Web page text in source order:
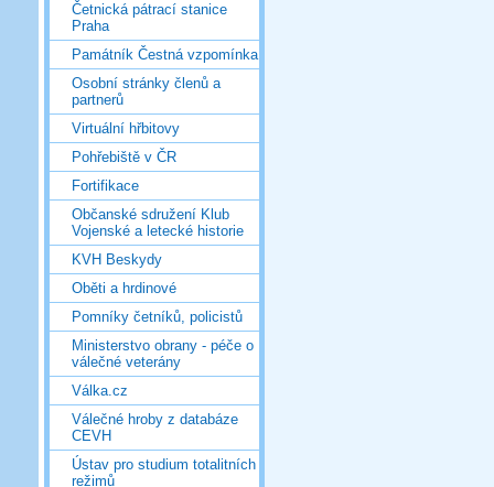
Četnická pátrací stanice
Praha
Památník Čestná vzpomínka
Osobní stránky členů a
partnerů
Virtuální hřbitovy
Pohřebiště v ČR
Fortifikace
Občanské sdružení Klub
Vojenské a letecké historie
KVH Beskydy
Oběti a hrdinové
Pomníky četníků, policistů
Ministerstvo obrany - péče o
válečné veterány
Válka.cz
Válečné hroby z databáze
CEVH
Ústav pro studium totalitních
režimů